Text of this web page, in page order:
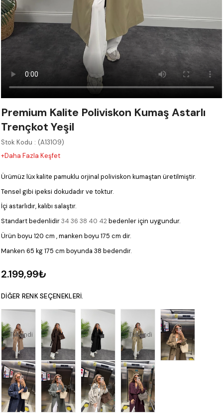
Premium Kalite Poliviskon Kumaş Astarlı
Trençkot Yeşil
Stok Kodu
(A13109)
+Daha Fazla Keşfet
Ürümüz lüx kalite pamuklu orjinal poliviskon kumaştan üretilmiştir.
Tensel gibi ipeksi dokudadır ve toktur.
İçi astarlıdır, kalıbı salaştır.
Standart bedenlidir34 36 38 40 42bedenler için uygundur.
Ürün boyu 120 cm , manken boyu 175 cm dir.
Manken 65 kg 175 cm boyunda 38 bedendir.
2.199,99₺
DIĞER RENK SEÇENEKLERI.
Tükendi Tükendi
Tükendi Tükendi